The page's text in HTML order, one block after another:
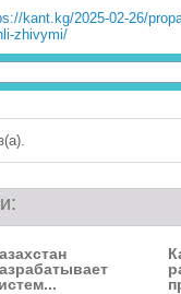
kant.kg/2025-02-26/
zhivymi/